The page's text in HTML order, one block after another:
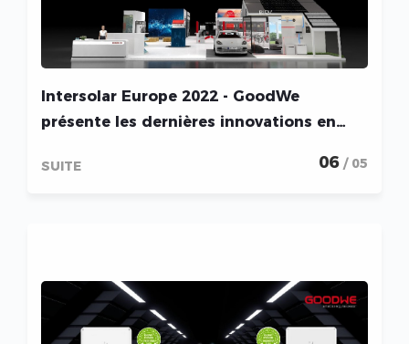
Intersolar Europe 2022 - GoodWe
présente les dernières innovations en
SUITE 06 / 05